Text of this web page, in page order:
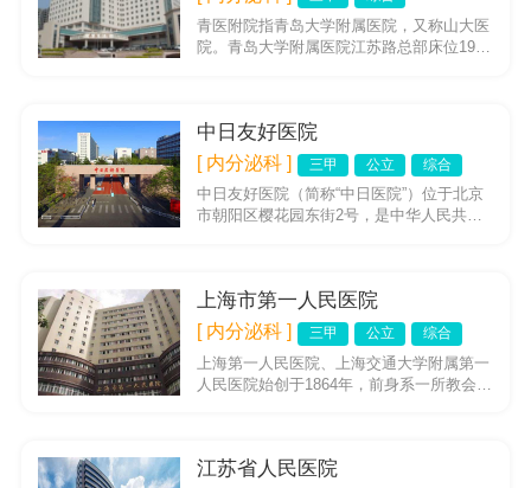
青医附院指青岛大学附属医院，又称山大医
院。青岛大学附属医院江苏路总部床位1995
中日友好医院
[ 内分泌科 ] 三甲 公立 综合
中日友好医院（简称“中日医院”）位于北京
市朝阳区樱花园东街2号，是中华人民共和
上海市第一人民医院
[ 内分泌科 ] 三甲 公立 综合
上海第一人民医院、上海交通大学附属第一
人民医院始创于1864年，前身系一所教会医
江苏省人民医院